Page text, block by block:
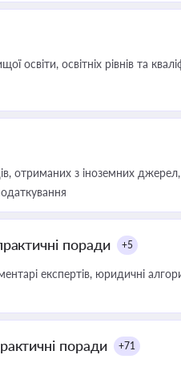
освітніх рівнів та
отриманих з іноземних
поради +5
експертів, юридичні
поради +71